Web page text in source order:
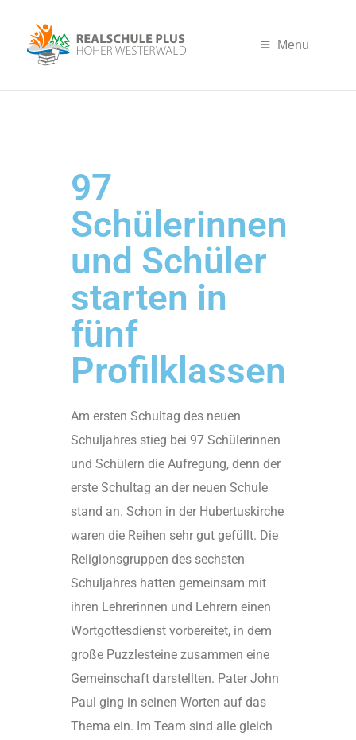
Menu
97
Schülerinnen
und Schüler
starten in
fünf
Profilklassen
Am ersten Schultag des neuen
Schuljahres stieg bei 97 Schülerinnen
und Schülern die Aufregung, denn der
erste Schultag an der neuen Schule
stand an. Schon in der Hubertuskirche
waren die Reihen sehr gut gefüllt. Die
Religionsgruppen des sechsten
Schuljahres hatten gemeinsam mit
ihren Lehrerinnen und Lehrern einen
Wortgottesdienst vorbereitet, in dem
große Puzzlesteine zusammen eine
Gemeinschaft darstellten. Pater John
Paul ging in seinen Worten auf das
Thema ein. Im Team sind alle gleich